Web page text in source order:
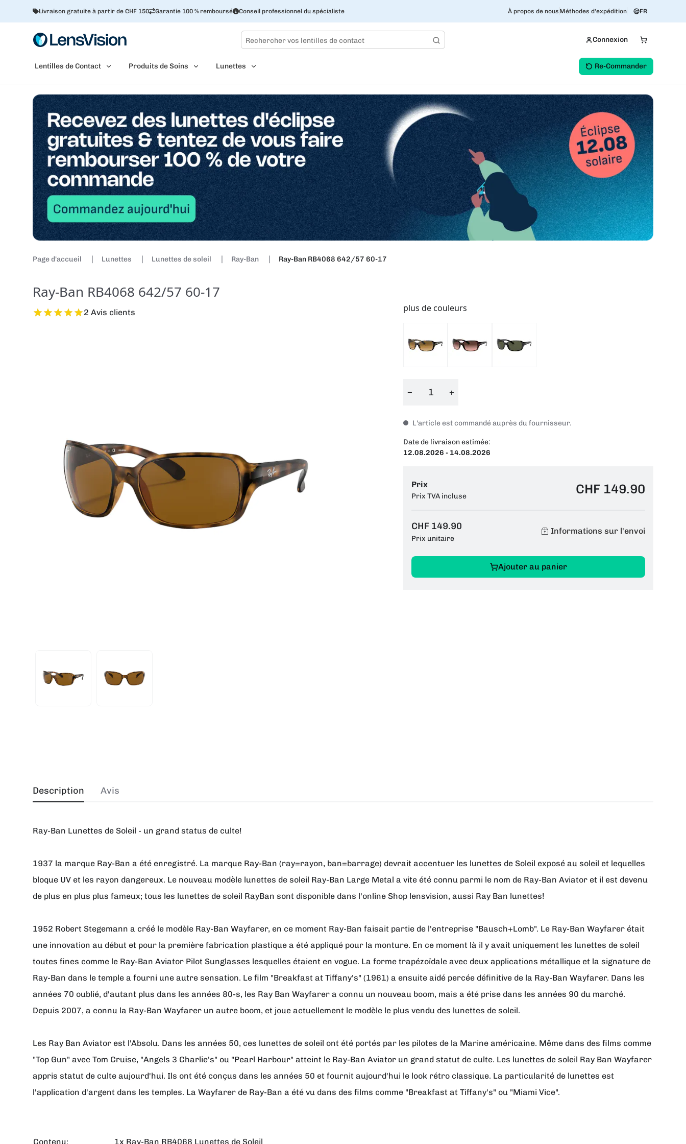
Livraison gratuite à partir de CHF 150 Garantie 100 % remboursé Conseil professionnel du spécialiste À propos de nous Méthodes d'expédition FR
Connexion
Lentilles de Contact Produits de Soins Lunettes Re-Commander
Page d'accueil Lunettes Lunettes de soleil Ray-Ban Ray-Ban RB4068 642/57 60-17
Ray-Ban RB4068 642/57 60-17
2 Avis clients plus de couleurs
− +
L'article est commandé auprès du fournisseur.
Date de livraison estimée:
12.08.2026 - 14.08.2026
Prix
Prix TVA incluse CHF 149.90
CHF 149.90
Prix unitaire
Informations sur l'envoi
Ajouter au panier
Description
Ray-Ban Lunettes de Soleil - un grand status de culte!
1937 la marque Ray-Ban a été enregistré. La marque Ray-Ban (ray=rayon, ban=barrage) devrait accentuer les lunettes de Soleil exposé au soleil et lequelles
bloque UV et les rayon dangereux. Le nouveau modèle lunettes de soleil Ray-Ban Large Metal a vite été connu parmi le nom de Ray-Ban Aviator et il est devenu
de plus en plus plus fameux; tous les lunettes de soleil RayBan sont disponible dans l'online Shop lensvision, aussi Ray Ban lunettes!
1952 Robert Stegemann a créé le modèle Ray-Ban Wayfarer, en ce moment Ray-Ban faisait partie de l'entreprise "Bausch+Lomb". Le Ray-Ban Wayfarer était
une innovation au début et pour la première fabrication plastique a été appliqué pour la monture. En ce moment là il y avait uniquement les lunettes de soleil
toutes fines comme le Ray-Ban Aviator Pilot Sunglasses lesquelles étaient en vogue. La forme trapézoïdale avec deux applications métallique et la signature de
Ray-Ban dans le temple a fourni une autre sensation. Le film "Breakfast at Tiffany's" (1961) a ensuite aidé percée définitive de la Ray-Ban Wayfarer. Dans les
années 70 oublié, d'autant plus dans les années 80-s, les Ray Ban Wayfarer a connu un nouveau boom, mais a été prise dans les années 90 du marché.
Depuis 2007, a connu la Ray-Ban Wayfarer un autre boom, et joue actuellement le modèle le plus vendu des lunettes de soleil.
Les Ray Ban Aviator est l'Absolu. Dans les années 50, ces lunettes de soleil ont été portés par les pilotes de la Marine américaine. Même dans des films comme
"Top Gun" avec Tom Cruise, "Angels 3 Charlie's" ou "Pearl Harbour" atteint le Ray-Ban Aviator un grand statut de culte. Les lunettes de soleil Ray Ban Wayfarer
appris statut de culte aujourd'hui. Ils ont été conçus dans les années 50 et fournit aujourd'hui le look rétro classique. La particularité de lunettes est
l'application d'argent dans les temples. La Wayfarer de Ray-Ban a été vu dans des films comme "Breakfast at Tiffany's" ou "Miami Vice".
Contenu:
1x Ray-Ban RB4068 Lunettes de Soleil
Avis